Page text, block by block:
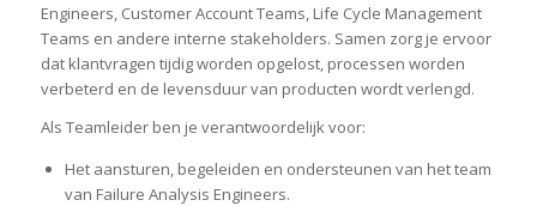
Engineers, Customer Account Teams, Life Cycle Management
Teams en andere interne stakeholders. Samen zorg je ervoor
dat klantvragen tijdig worden opgelost, processen worden
verbeterd en de levensduur van producten wordt verlengd.
Als Teamleider ben je verantwoordelijk voor:
Het aansturen, begeleiden en ondersteunen van het team
van Failure Analysis Engineers.